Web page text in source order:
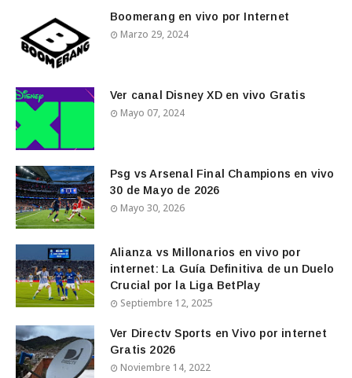
Boomerang en vivo por Internet
Marzo 29, 2024
Ver canal Disney XD en vivo Gratis
Mayo 07, 2024
Psg vs Arsenal Final Champions en vivo
30 de Mayo de 2026
Mayo 30, 2026
Alianza vs Millonarios en vivo por
internet: La Guía Definitiva de un Duelo
Crucial por la Liga BetPlay
Septiembre 12, 2025
Ver Directv Sports en Vivo por internet
Gratis 2026
Noviembre 14, 2022